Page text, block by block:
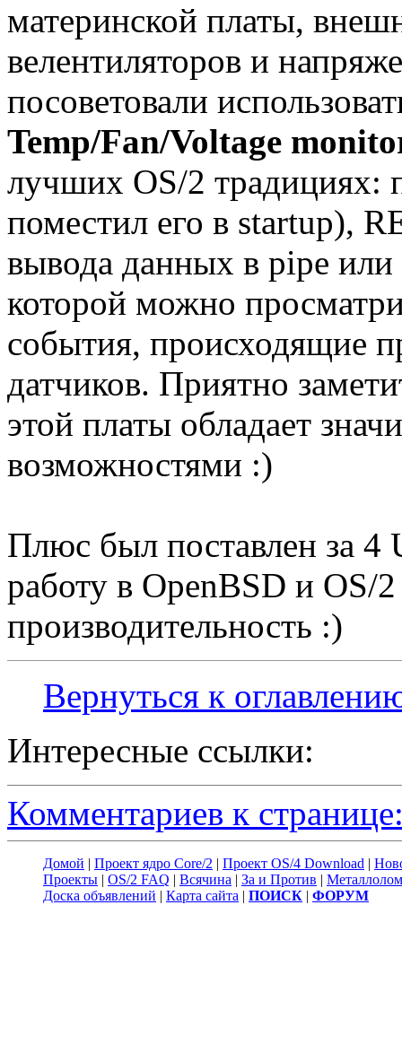
материнской платы,
велентиляторов и
посоветовали
Temp/Fan/Voltage
лучших OS/2 традициях:
поместил его в startup),
вывода данных в pipe
которой можно
события, происходящие
датчиков. Приятно
этой платы обладает
возможностями :)
Плюс был поставлен за 4
работу в OpenBSD и OS/
производительность :)
Вернуться к
Интересные ссылки:
Комментариев к
Домой | Проект ядро Core/2 | Проект OS/4 Download |
Проекты | OS/2 FAQ | Всячина | За и Против | Металлолом
Доска объявлений | Карта сайта | ПОИСК | ФОРУМ